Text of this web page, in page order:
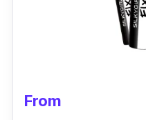
From